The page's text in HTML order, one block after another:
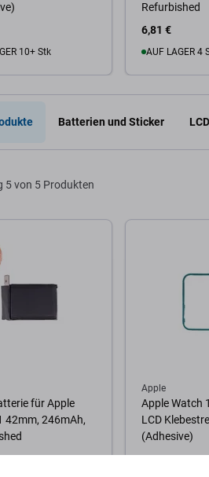
10+ Stk
Refurbished
6,81 €
AUF LAGER 4
Zum
Batterien und Sticker
5 von 5 Produkten
für Apple
42mm, 246mAh,
Apple
Apple Watch
LCD
(Adhesive)